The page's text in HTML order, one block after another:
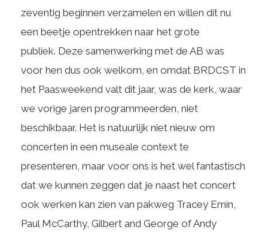
zeventig beginnen verzamelen en willen dit nu
een beetje opentrekken naar het grote
publiek. Deze samenwerking met de AB was
voor hen dus ook welkom, en omdat BRDCST in
het Paasweekend valt dit jaar, was de kerk, waar
we vorige jaren programmeerden, niet
beschikbaar. Het is natuurlijk niet nieuw om
concerten in een museale context te
presenteren, maar voor ons is het wel fantastisch
dat we kunnen zeggen dat je naast het concert
ook werken kan zien van pakweg Tracey Emin,
Paul McCarthy, Gilbert and George of Andy